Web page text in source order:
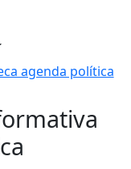
agenda política